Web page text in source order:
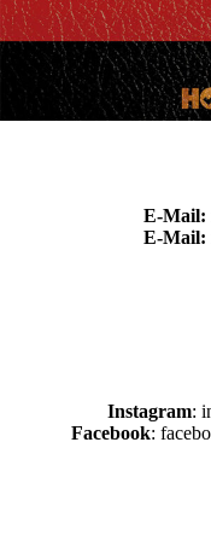
E-Mail:
E-Mail:
Instagram:
Facebook: